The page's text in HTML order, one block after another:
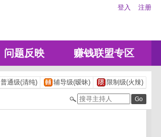
登入 注册
问题反映 赚钱联盟专区
普通级(清纯) 辅导级(暧昧) 限制级(火辣)